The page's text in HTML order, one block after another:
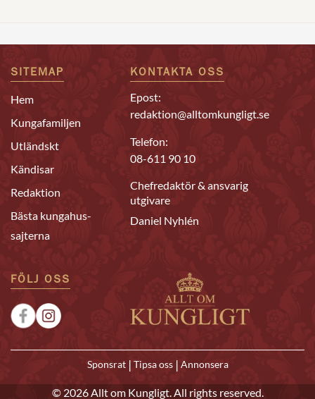
SITEMAP
Hem
Kungafamiljen
Utländskt
Kändisar
Redaktion
Bästa kungahus-
sajterna
KONTAKTA OSS
Epost:
redaktion@alltomkungligt.se
Telefon:
08-611 90 10
Chefredaktör & ansvarig
utgivare
Daniel Nyhlén
FÖLJ OSS
Sponsrat | Tipsa oss | Annonsera
© 2026 Allt om Kungligt. All rights reserved.